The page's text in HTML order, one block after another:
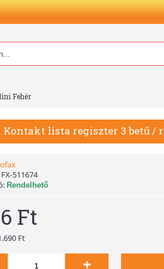
Fehér
lista regiszter 3 betű /
FX-511674
Rendelhető
Ft
Ft
+